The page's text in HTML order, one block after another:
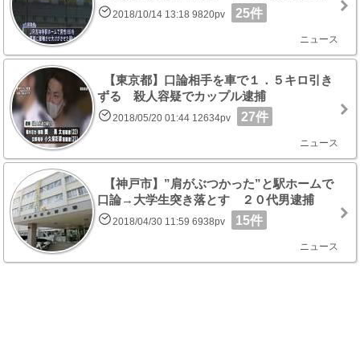
2018/10/14 13:18 9820pv 25件
ニュース
【東京都】口論相手を車で１．５キロ引き
ずる 殺人容疑でカップル逮捕
2018/05/20 01:44 12634pv 27件
ニュース
【神戸市】”肩がぶつかった”と駅ホームで
口論→大学生突き落とす ２０代男逮捕
2018/04/30 11:59 6938pv 15件
ニュース